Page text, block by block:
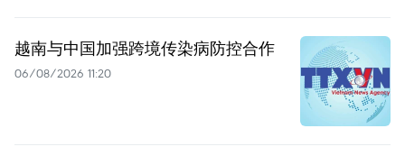
越南与中国加强跨境传染病防控合作
06/08/2026 11:20